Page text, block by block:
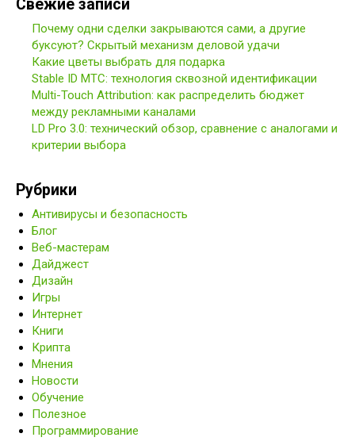
Свежие записи
Почему одни сделки закрываются сами, а другие
буксуют? Скрытый механизм деловой удачи
Какие цветы выбрать для подарка
Stable ID МТС: технология сквозной идентификации
Multi-Touch Attribution: как распределить бюджет
между рекламными каналами
LD Pro 3.0: технический обзор, сравнение с аналогами и
критерии выбора
Рубрики
Антивирусы и безопасность
Блог
Веб-мастерам
Дайджест
Дизайн
Игры
Интернет
Книги
Крипта
Мнения
Новости
Обучение
Полезное
Программирование